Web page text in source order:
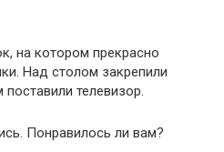
на котором прекрасно
Над столом закрепили
телевизор.
Понравилось ли вам?